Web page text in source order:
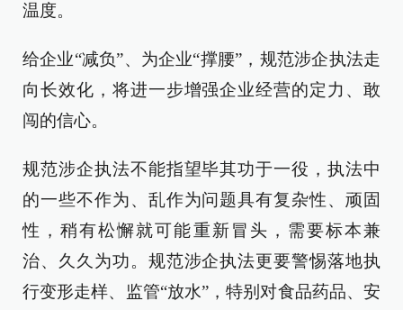
温度。
给企业“减负”、为企业“撑腰”，规范涉企执法走
向长效化，将进一步增强企业经营的定力、敢
闯的信心。
规范涉企执法不能指望毕其功于一役，执法中
的一些不作为、乱作为问题具有复杂性、顽固
性，稍有松懈就可能重新冒头，需要标本兼
治、久久为功。规范涉企执法更要警惕落地执
行变形走样、监管“放水”，特别对食品药品、安